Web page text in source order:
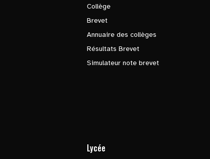
Collège
Brevet
Annuaire des collèges
Résultats Brevet
Simulateur note brevet
Lycée